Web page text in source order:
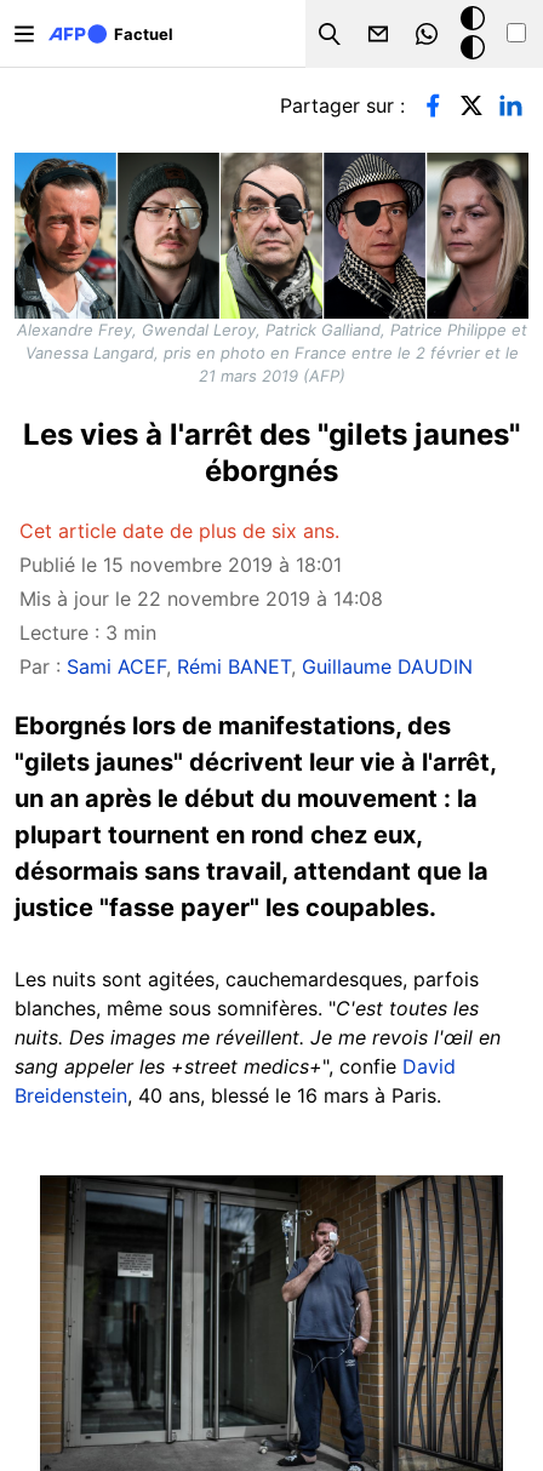
Factuel
Search
Mode
sombre
Onglets principaux
Partager sur :
Alexandre Frey, Gwendal Leroy, Patrick Galliand, Patrice Philippe et
Vanessa Langard, pris en photo en France entre le 2 février et le
21 mars 2019 (AFP)
Les vies à l'arrêt des "gilets jaunes"
éborgnés
Cet article date de plus de six ans.
Publié le 15 novembre 2019 à 18:01
Mis à jour le 22 novembre 2019 à 14:08
Lecture : 3 min
Par : Sami ACEF, Rémi BANET, Guillaume DAUDIN
Eborgnés lors de manifestations, des
"gilets jaunes" décrivent leur vie à l'arrêt,
un an après le début du mouvement : la
plupart tournent en rond chez eux,
désormais sans travail, attendant que la
justice "fasse payer" les coupables.
Les nuits sont agitées, cauchemardesques, parfois
blanches, même sous somnifères. "C'est toutes les
nuits. Des images me réveillent. Je me revois l'œil en
sang appeler les +street medics+", confie David
Breidenstein, 40 ans, blessé le 16 mars à Paris.
Image